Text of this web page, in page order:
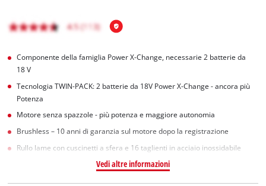
Componente della famiglia Power X-Change, necessarie 2 batterie da
18 V
Tecnologia TWIN-PACK: 2 batterie da 18V Power X-Change - ancora più
Potenza
Motore senza spazzole - più potenza e maggiore autonomia
Brushless – 10 anni di garanzia sul motore dopo la registrazione
Rullo lame con cuscinetti a sfera e 16 taglienti in acciaio inossidabile
Vedi altre informazioni